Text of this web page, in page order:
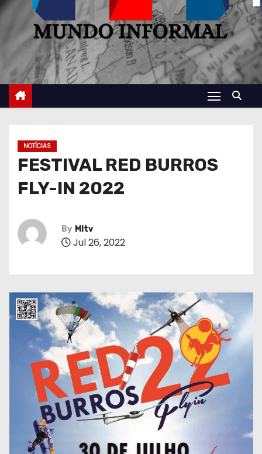
NOTÍCIAS
FESTIVAL RED BURROS
FLY-IN 2022
By MItv
Jul 26, 2022